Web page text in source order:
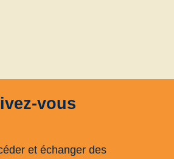
vous
et échanger des